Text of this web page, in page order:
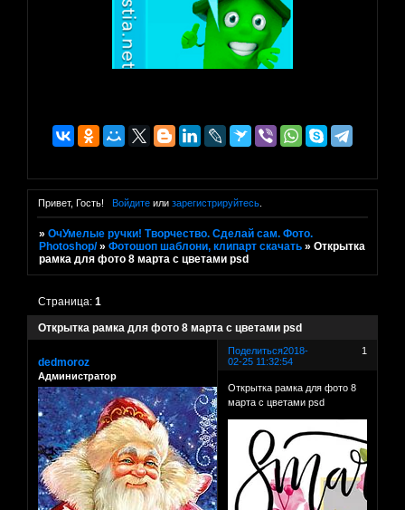
Привет, Гость! Войдитеили зарегистрируйтесь.
»ОчУмелые ручки! Творчество. Сделай сам. Фото.
Photoshop/ »Фотошоп шаблони, клипарт скачать »Открытка
рамка для фото 8 марта с цветами psd
Открытка рамка для фото 8 марта с цветами psd
Страница:1
Поделиться 1
2018-
02-25 11:32:54
dedmoroz
Администратор
Открытка рамка для фото 8
марта с цветами psd